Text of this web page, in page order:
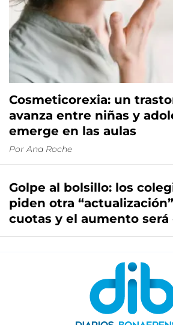
Cosmeticorexia: un
avanza entre niñas y
emerge en las aulas
Por Ana Roche
Golpe al bolsillo: los
piden otra
cuotas y el aumento será